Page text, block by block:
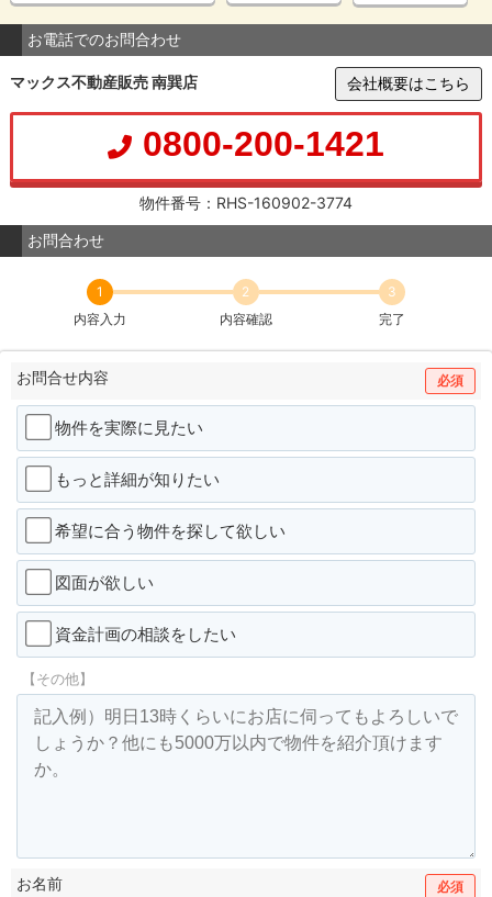
お電話でのお問合わせ
マックス不動産販売 南巽店 会社概要はこちら
0800-200-1421
物件番号：RHS-160902-3774
お問合わせ
1
内容入力
2
内容確認
3
完了
お問合せ内容 必須
物件を実際に見たい
もっと詳細が知りたい
希望に合う物件を探して欲しい
図面が欲しい
資金計画の相談をしたい
【その他】
お名前 必須